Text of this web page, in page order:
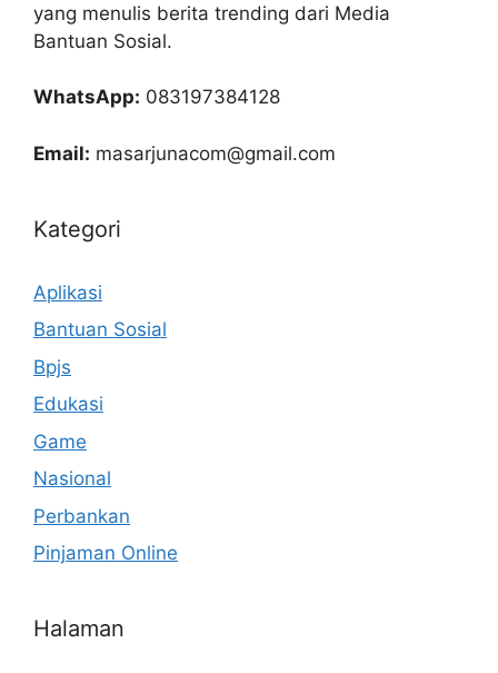
yang menulis berita trending dari Media
Bantuan Sosial.
WhatsApp: 083197384128
Email: masarjunacom@gmail.com
Kategori
Aplikasi
Bantuan Sosial
Bpjs
Edukasi
Game
Nasional
Perbankan
Pinjaman Online
Halaman